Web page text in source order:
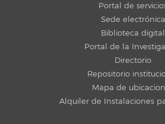
Portal de
Sede electrónica
Biblioteca digital
Portal de la
Directorio
Repositorio
Mapa de
Alquiler de Instalaciones